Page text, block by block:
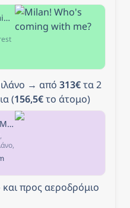
Milan! Who's coming with me?
for
→ από 313€ τα 2
(156,5€ το άτομο)
★★★ eco Hotel Milano & BioRiso Restaurant, Μιλάνο, Ιταλία
προς αεροδρόμιο